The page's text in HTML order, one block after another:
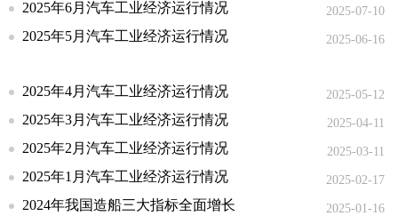
2025年6月汽车工业经济运行情况 2025-07-10
2025年5月汽车工业经济运行情况 2025-06-16
2025年4月汽车工业经济运行情况 2025-05-12
2025年3月汽车工业经济运行情况 2025-04-11
2025年2月汽车工业经济运行情况 2025-03-11
2025年1月汽车工业经济运行情况 2025-02-17
2024年我国造船三大指标全面增长 2025-01-16